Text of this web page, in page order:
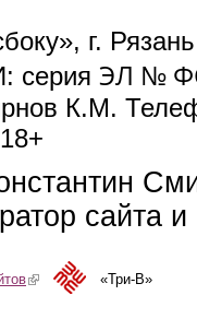
г.
серия ЭЛ №
К.М.
e-mail)
сайта
(link is external)«Три-В»